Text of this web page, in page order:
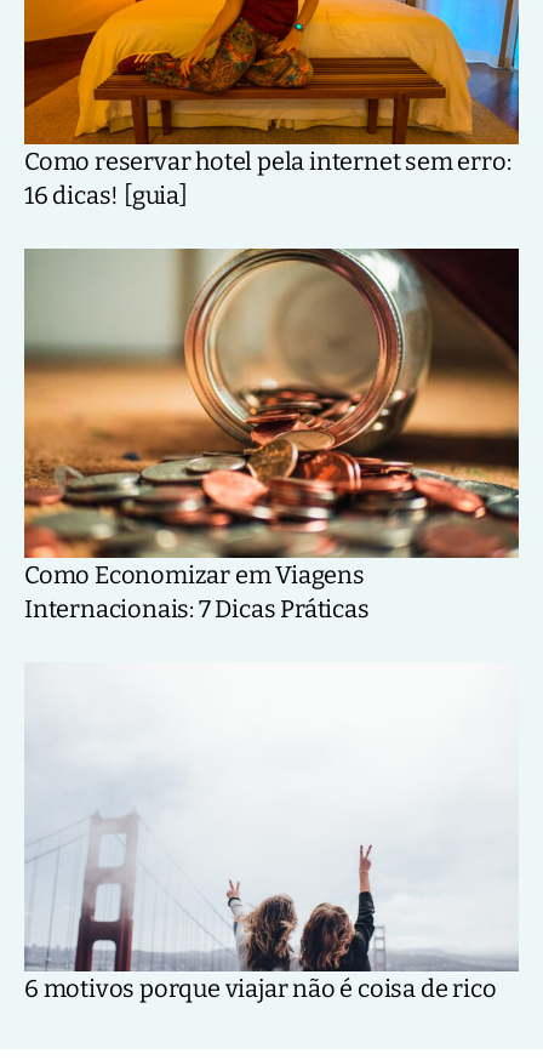
Como reservar hotel pela internet sem erro:
16 dicas! [guia]
Como Economizar em Viagens
Internacionais: 7 Dicas Práticas
6 motivos porque viajar não é coisa de rico